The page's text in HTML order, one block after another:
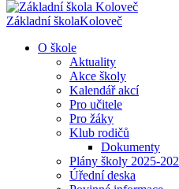
Základní školaKoloveč
O škole
Aktuality
Akce školy
Kalendář akcí
Pro učitele
Pro žáky
Klub rodičů
Dokumenty
Plány školy 2025-
Úřední deska